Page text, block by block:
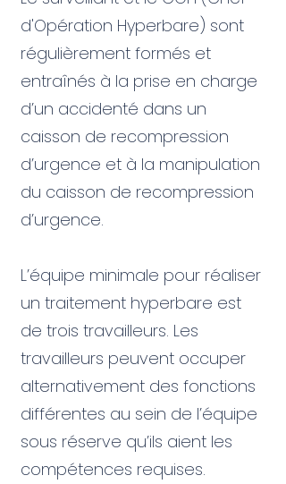
d'Opération Hyperbare) sont
régulièrement formés et
entraînés à la prise en charge
d’un accidenté dans un
caisson de recompression
d’urgence et à la manipulation
du caisson de recompression
d’urgence.
L’équipe minimale pour réaliser
un traitement hyperbare est
de trois travailleurs. Les
travailleurs peuvent occuper
alternativement des fonctions
différentes au sein de l’équipe
sous réserve qu’ils aient les
compétences requises.